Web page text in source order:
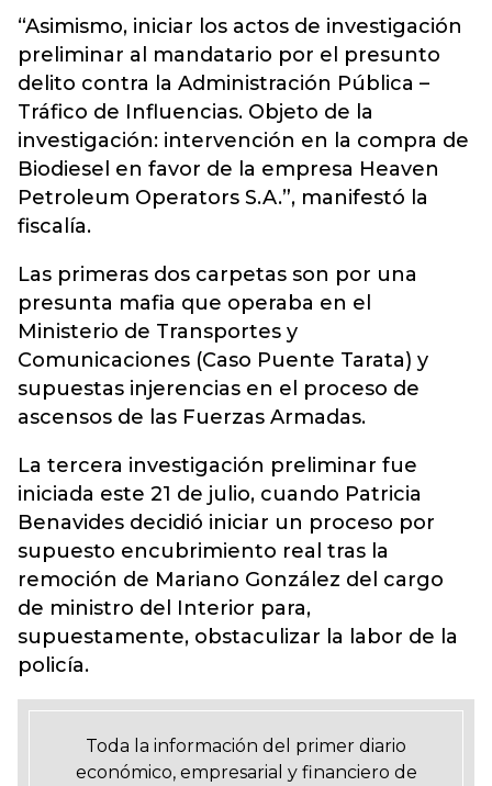
“Asimismo, iniciar los actos de investigación
preliminar al mandatario por el presunto
delito contra la Administración Pública –
Tráfico de Influencias. Objeto de la
investigación: intervención en la compra de
Biodiesel en favor de la empresa Heaven
Petroleum Operators S.A.”, manifestó la
fiscalía.
Las primeras dos carpetas son por una
presunta mafia que operaba en el
Ministerio de Transportes y
Comunicaciones (Caso Puente Tarata) y
supuestas injerencias en el proceso de
ascensos de las Fuerzas Armadas.
La tercera investigación preliminar fue
iniciada este 21 de julio, cuando Patricia
Benavides decidió iniciar un proceso por
supuesto encubrimiento real tras la
remoción de Mariano González del cargo
de ministro del Interior para,
supuestamente, obstaculizar la labor de la
policía.
Toda la información del primer diario
económico, empresarial y financiero de